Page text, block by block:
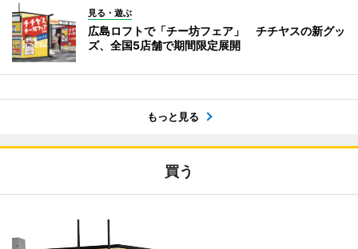
見る・遊ぶ
広島ロフトで「チー坊フェア」 チチヤスの新グッ
ズ、全国5店舗で期間限定展開
もっと見る
買う